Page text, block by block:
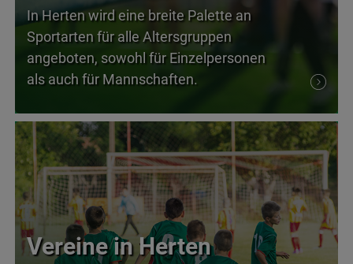
In Herten wird eine breite Palette an
Sportarten für alle Altersgruppen
angeboten, sowohl für Einzelpersonen
als auch für Mannschaften.
Vereine in Herten